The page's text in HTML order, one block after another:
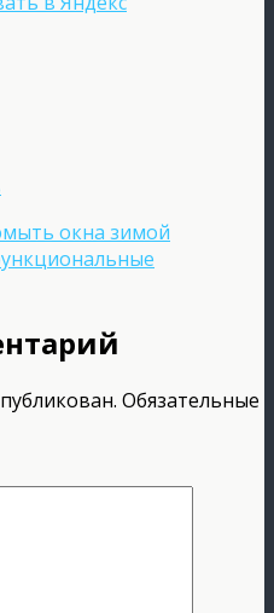
окна зимой
Обязательные